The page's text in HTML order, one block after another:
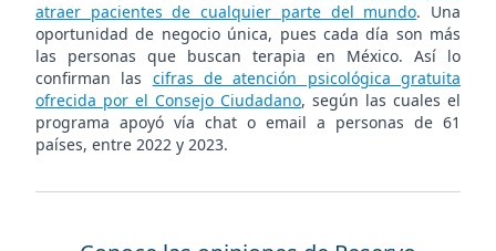
atraer pacientes de cualquier parte del mundo. Una
oportunidad de negocio única, pues cada día son más
las personas que buscan terapia en México. Así lo
confirman las cifras de atención psicológica gratuita
ofrecida por el Consejo Ciudadano, según las cuales el
programa apoyó vía chat o email a personas de 61
países, entre 2022 y 2023.